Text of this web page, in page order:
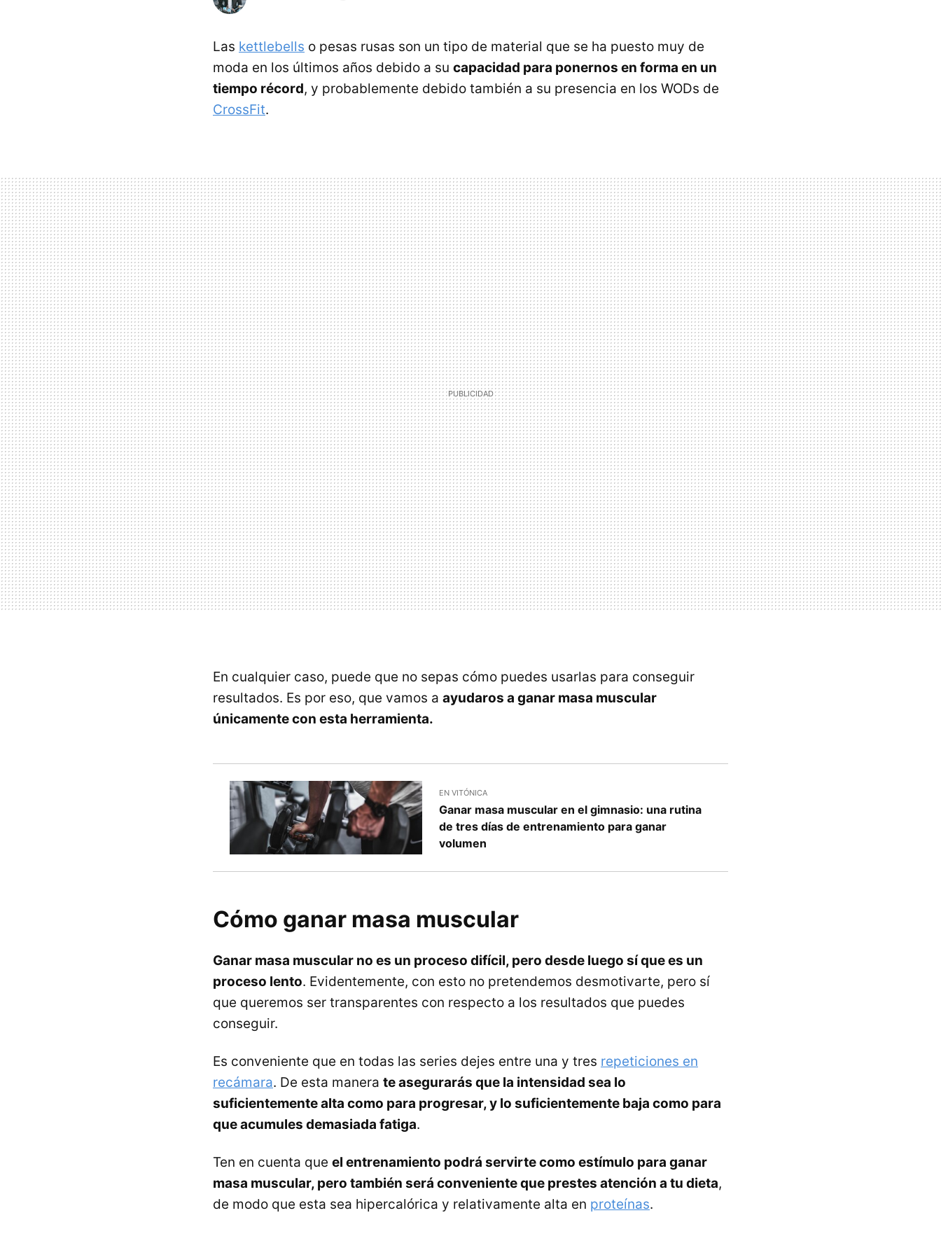
Las kettlebells o pesas rusas son un tipo de material que se ha puesto muy de
moda en los últimos años debido a su capacidad para ponernos en forma en un
tiempo récord, y probablemente debido también a su presencia en los WODs de
CrossFit.
En cualquier caso, puede que no sepas cómo puedes usarlas para conseguir
resultados. Es por eso, que vamos a ayudaros a ganar masa muscular
únicamente con esta herramienta.
EN VITÓNICA
Ganar masa muscular en el gimnasio: una rutina
de tres días de entrenamiento para ganar
volumen
Cómo ganar masa muscular
Ganar masa muscular no es un proceso difícil, pero desde luego sí que es un
proceso lento. Evidentemente, con esto no pretendemos desmotivarte, pero sí
que queremos ser transparentes con respecto a los resultados que puedes
conseguir.
Es conveniente que en todas las series dejes entre una y tres repeticiones en
recámara. De esta manera te asegurarás que la intensidad sea lo
suficientemente alta como para progresar, y lo suficientemente baja como para
que acumules demasiada fatiga.
Ten en cuenta que el entrenamiento podrá servirte como estímulo para ganar
masa muscular, pero también será conveniente que prestes atención a tu dieta,
de modo que esta sea hipercalórica y relativamente alta en proteínas.